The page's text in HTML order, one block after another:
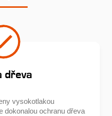
dřeva
vysokotlakou
dokonalou ochranu dřeva